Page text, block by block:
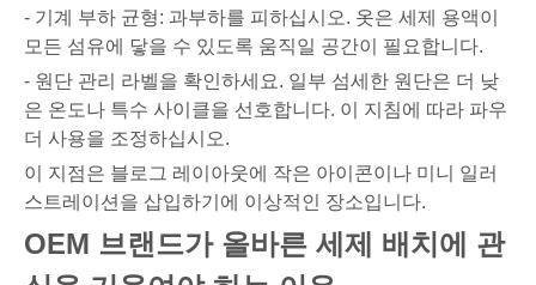
- 기계 부하 균형: 과부하를 피하십시오. 옷은 세제 용액이
모든 섬유에 닿을 수 있도록 움직일 공간이 필요합니다.
- 원단 관리 라벨을 확인하세요. 일부 섬세한 원단은 더 낮
은 온도나 특수 사이클을 선호합니다. 이 지침에 따라 파우
더 사용을 조정하십시오.
이 지점은 블로그 레이아웃에 작은 아이콘이나 미니 일러
스트레이션을 삽입하기에 이상적인 장소입니다.
OEM 브랜드가 올바른 세제 배치에 관